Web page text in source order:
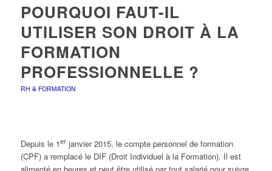
POURQUOI FAUT-IL
UTILISER SON DROIT À LA
FORMATION
PROFESSIONNELLE ?
RH & FORMATION
Depuis le 1erjanvier 2015, le compte personnel de formation
(CPF) a remplacé le DIF (Droit Individuel à la Formation). Il est